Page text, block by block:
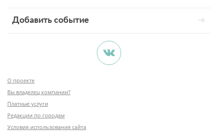
Добавить событие
О проекте
Вы владелец компании?
Платные услуги
Редакции по городам
Условия использования сайта